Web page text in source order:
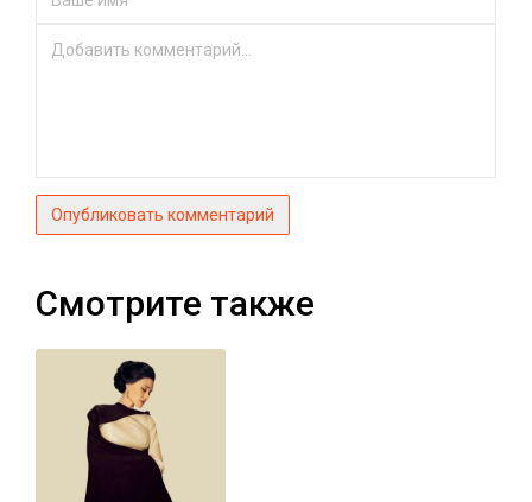
Опубликовать комментарий
Смотрите также